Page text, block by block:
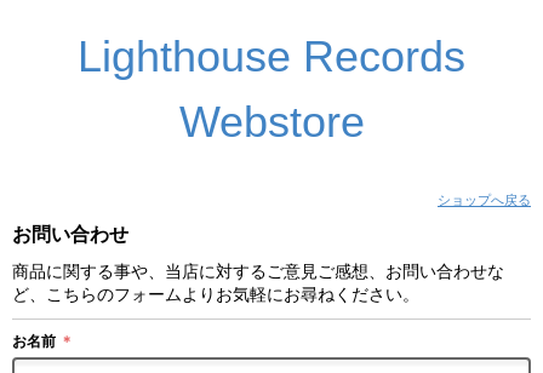
Lighthouse Records
Webstore
ショップへ戻る
お問い合わせ
商品に関する事や、当店に対するご意見ご感想、お問い合わせな
ど、こちらのフォームよりお気軽にお尋ねください。
お名前 ＊